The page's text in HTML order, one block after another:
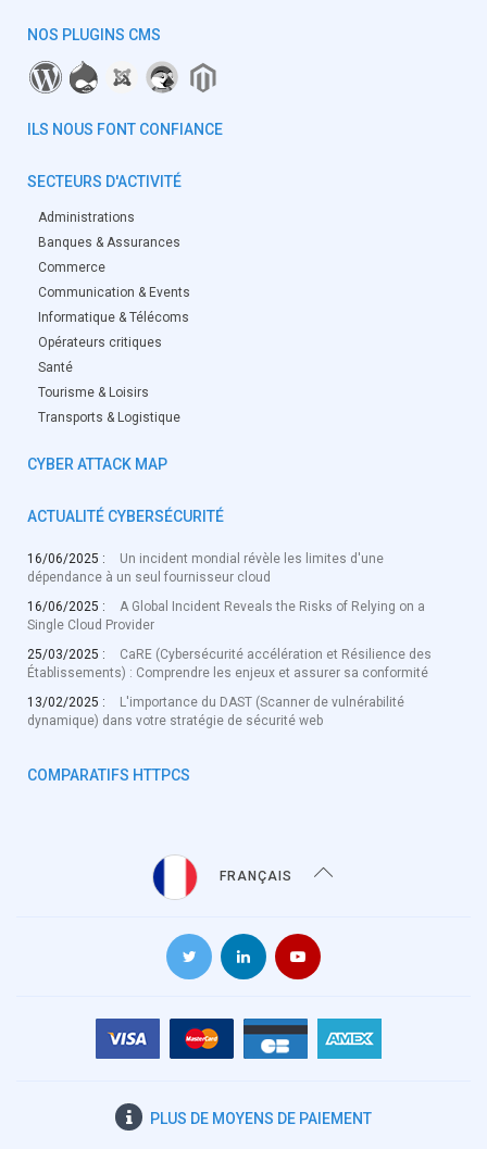
NOS PLUGINS CMS
ILS NOUS FONT CONFIANCE
SECTEURS D'ACTIVITÉ
Administrations
Banques & Assurances
Commerce
Communication & Events
Informatique & Télécoms
Opérateurs critiques
Santé
Tourisme & Loisirs
Transports & Logistique
CYBER ATTACK MAP
ACTUALITÉ CYBERSÉCURITÉ
16/06/2025 :
Un incident mondial révèle les limites d'une
dépendance à un seul fournisseur cloud
16/06/2025 :
A Global Incident Reveals the Risks of Relying on a
Single Cloud Provider
25/03/2025 :
CaRE (Cybersécurité accélération et Résilience des
Établissements) : Comprendre les enjeux et assurer sa conformité
13/02/2025 :
L'importance du DAST (Scanner de vulnérabilité
dynamique) dans votre stratégie de sécurité web
COMPARATIFS HTTPCS
FRANÇAIS
PLUS DE MOYENS DE PAIEMENT